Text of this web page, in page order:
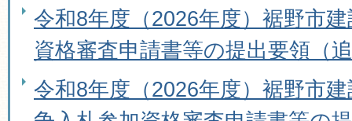
令和8年度（2026年度）裾野市
資格審査申請書等の提出要領（
令和8年度（2026年度）裾野市